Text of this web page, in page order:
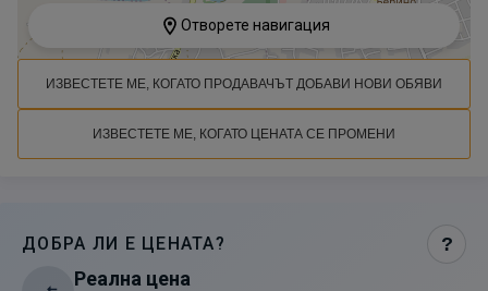
Отворете навигация
ИЗВЕСТЕТЕ МЕ, КОГАТО ПРОДАВАЧЪТ ДОБАВИ НОВИ ОБЯВИ
ИЗВЕСТЕТЕ МЕ, КОГАТО ЦЕНАТА СЕ ПРОМЕНИ
ДОБРА ЛИ Е ЦЕНАТА? ?
Реална цена